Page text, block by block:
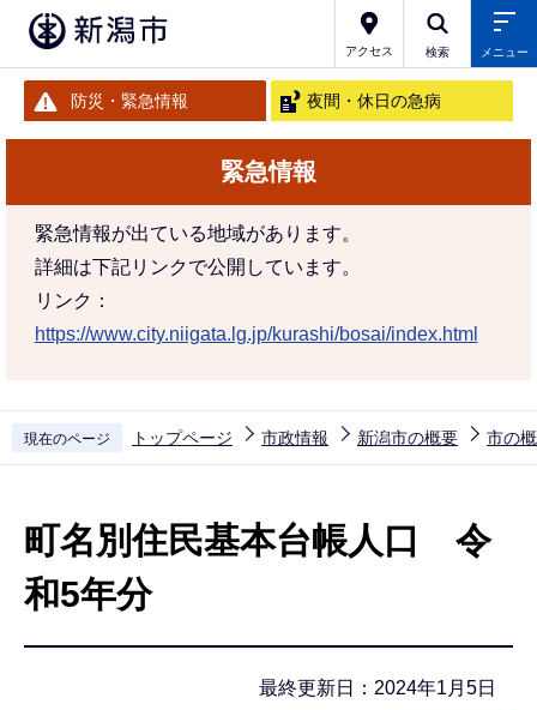
アクセス 検索 メニュー
防災・緊急情報 夜間・休日の急病
緊急情報
緊急情報が出ている地域があります。
詳細は下記リンクで公開しています。
リンク：
https://www.city.niigata.lg.jp/kurashi/bosai/index.html
現在のページ トップページ 市政情報 新潟市の概要 市の
町名別住民基本台帳人口 令
和5年分
最終更新日：2024年1月5日